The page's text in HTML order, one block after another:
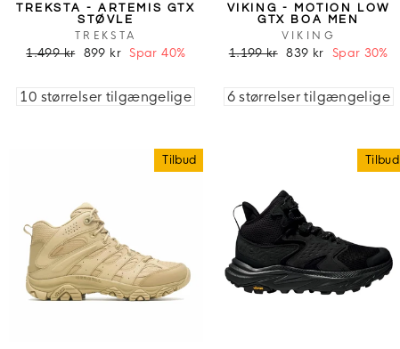
TREKSTA - ARTEMIS GTX
STØVLE
TREKSTA
1.499 kr 899 kr Spar 40%
10 størrelser tilgængelige
VIKING - MOTION LOW
GTX BOA MEN
VIKING
1.199 kr 839 kr Spar 30%
6 størrelser tilgængelige
Tilbud Tilbud